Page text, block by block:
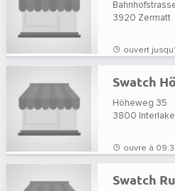
3920 Zermatt
ouvert
Swatch
Höheweg 35
3800
ouvre à
Swatch